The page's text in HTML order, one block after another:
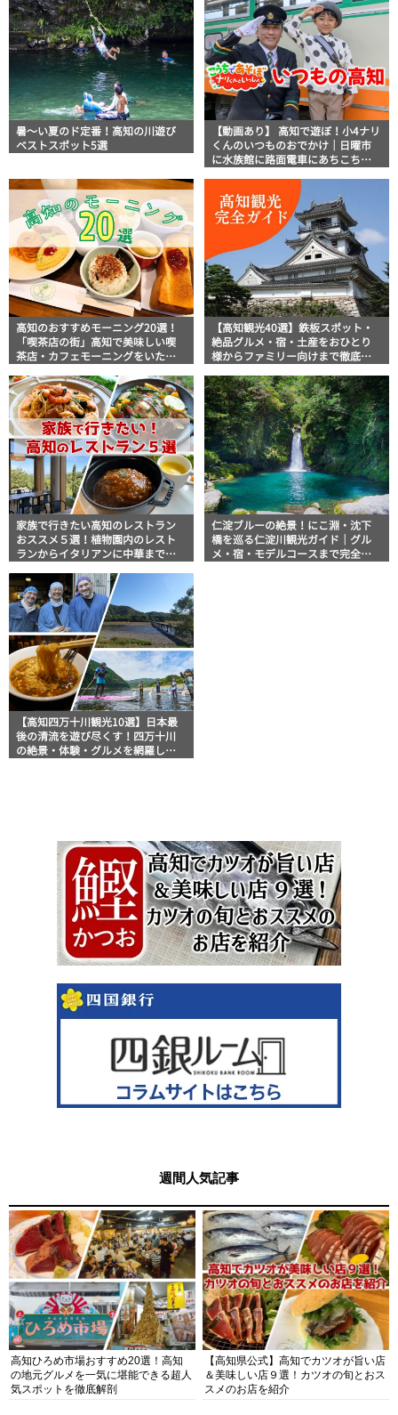
暑～い夏のド定番！高知の川遊び
ベストスポット5選
【動画あり】 高知で遊ぼ！小4ナリ
くんのいつものおでかけ｜日曜市
に水族館に路面電車にあちこち巡
高知のおすすめモーニング20選！
「喫茶店の街」高知で美味しい喫
茶店・カフェモーニングをいただ
【高知観光40選】鉄板スポット・
絶品グルメ・宿・土産をおひとり
様からファミリー向けまで徹底解
家族で行きたい高知のレストラン
おススメ５選！植物園内のレスト
ランからイタリアンに中華まで楽
仁淀ブルーの絶景！にこ淵・沈下
橋を巡る仁淀川観光ガイド｜グル
メ・宿・モデルコースまで完全網
【高知四万十川観光10選】日本最
後の清流を遊び尽くす！四万十川
の絶景・体験・グルメを網羅した
週間人気記事
高知ひろめ市場おすすめ20選！高知
の地元グルメを一気に堪能できる超人
気スポットを徹底解剖
【高知県公式】高知でカツオが旨い店
＆美味しい店９選！カツオの旬とおス
スメのお店を紹介